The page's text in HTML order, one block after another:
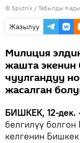
© Sputnik / Табылды
Жазылуу
Милиция
жашта экенин
чуулгандуу
жасалган
БИШКЕК, 12-дек.
белгилүү
келгенин